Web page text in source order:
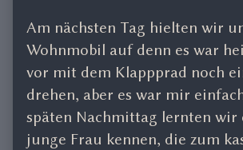
Am nächsten Tag hielten wir
Wohnmobil auf denn es war
vor mit dem Klappprad noch
drehen, aber es war mir
späten Nachmittag lernten wir
junge Frau kennen, die zum